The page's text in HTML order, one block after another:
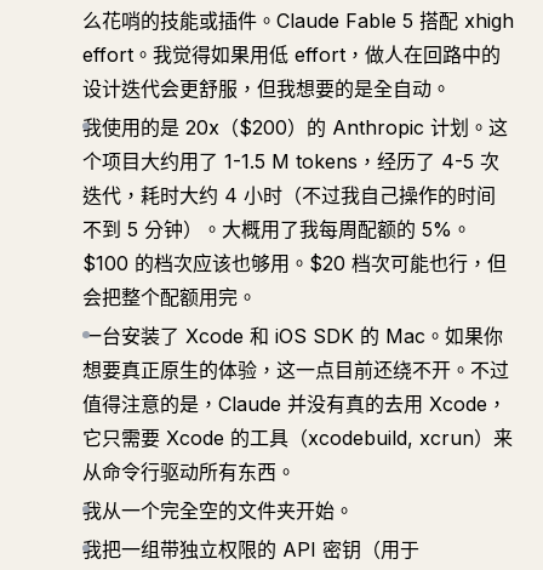
么花哨的技能或插件。Claude Fable 5 搭配 xhigh
effort。我觉得如果用低 effort，做人在回路中的
设计迭代会更舒服，但我想要的是全自动。
我使用的是 20x（$200）的 Anthropic 计划。这
个项目大约用了 1-1.5 M tokens，经历了 4-5 次
迭代，耗时大约 4 小时（不过我自己操作的时间
不到 5 分钟）。大概用了我每周配额的 5%。
$100 的档次应该也够用。$20 档次可能也行，但
会把整个配额用完。
一台安装了 Xcode 和 iOS SDK 的 Mac。如果你
想要真正原生的体验，这一点目前还绕不开。不过
值得注意的是，Claude 并没有真的去用 Xcode，
它只需要 Xcode 的工具（xcodebuild, xcrun）来
从命令行驱动所有东西。
我从一个完全空的文件夹开始。
我把一组带独立权限的 API 密钥（用于